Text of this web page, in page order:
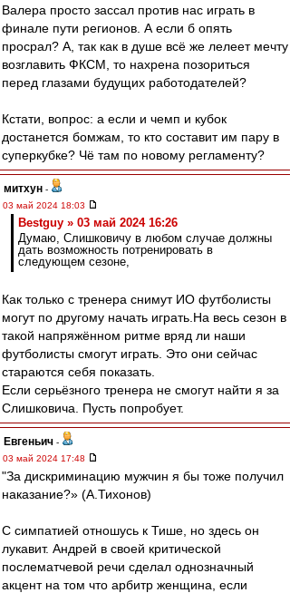
Валера просто зассал против нас играть в
финале пути регионов. А если б опять
просрал? А, так как в душе всё же лелеет мечту
возглавить ФКСМ, то нахрена позориться
перед глазами будущих работодателей?
Кстати, вопрос: а если и чемп и кубок
достанется бомжам, то кто составит им пару в
суперкубке? Чё там по новому регламенту?
митхун -
03 май 2024 18:03
Bestguy » 03 май 2024 16:26
Думаю, Слишковичу в любом случае должны
дать возможность потренировать в
следующем сезоне,
Как только с тренера снимут ИО футболисты
могут по другому начать играть.На весь сезон в
такой напряжённом ритме вряд ли наши
футболисты смогут играть. Это они сейчас
стараются себя показать.
Если серьёзного тренера не смогут найти я за
Слишковича. Пусть попробует.
Евгеньич -
03 май 2024 17:48
"За дискриминацию мужчин я бы тоже получил
наказание?» (А.Тихонов)
С симпатией отношусь к Тише, но здесь он
лукавит. Андрей в своей критической
послематчевой речи сделал однозначный
акцент на том что арбитр женщина, если